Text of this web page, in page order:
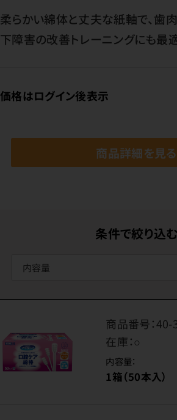
柔らかい綿体と丈夫な紙軸で、歯
下障害の改善トレーニングにも最適
価格はログイン後表示
商品詳細を見る
条件で絞り込む
内容量
商品番号：40-
在庫：○
内容量：
1箱（50本入）